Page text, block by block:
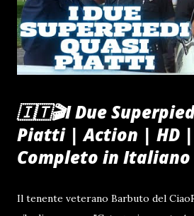
#corriere #lastampa #ilfoglio
#informazione #primapagina
#genocidio #palestina #ciaorino
https://t.co/JvOYg0JaXo via
🇮🇹🎬I Due
Piatti | Action | HD
Completo in Italiano
Il tenente veterano Barbuto del